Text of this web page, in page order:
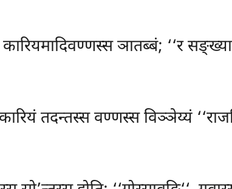
ञातब्बं; ‘‘र
कारियं तदन्तस्स वण्णस्स विञ्ञेय्यं